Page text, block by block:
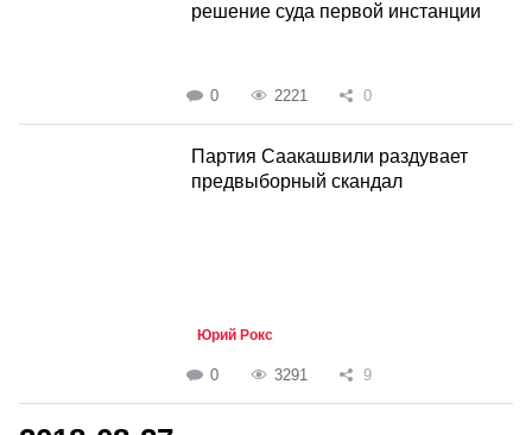
решение суда первой инстанции
0 2221 0
Партия Саакашвили раздувает
предвыборный скандал
Юрий Рокс
0 3291 9